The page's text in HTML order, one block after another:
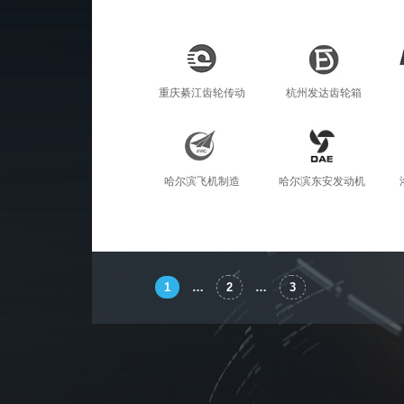
重庆綦江齿轮传动 杭州发达齿轮箱
哈尔滨飞机制造 哈尔滨东安发动机
1 … 2 … 3